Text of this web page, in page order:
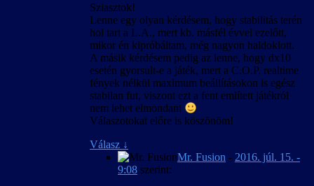
Sziasztok!
Lenne egy olyan kérdésem, hogy stabilitás terén
hol tart a L.A., mert kb. másfél évvel ezelőtt,
mikor én kipróbáltam, még nagyon haldoklott.
A másik kérdésem pedig az lenne, hogy dx10
esetén gyorsult-e a játék, mert a C.O.P. realtime
fények nélkül maximum beállításokon is egész
stabilan fut, viszont ezt a fent említett játékról
nem lehet elmondani
Válaszotokat előre is köszönöm!
Válasz ↓
Mr. Fusion - 2016. júl. 15. -
9:08 szerint: